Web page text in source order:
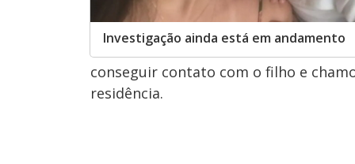
Investigação ainda está em andamento
conseguir contato com o filho e
residência.